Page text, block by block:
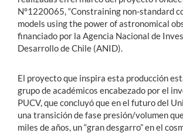
N°1220065, “Constraining non-standard
models using the power of astronomical
financiado por la Agencia Nacional de
Desarrollo de Chile (ANID).
El proyecto que inspira esta producción
grupo de académicos encabezado por el
PUCV, que concluyó que en el futuro del
una transición de fase presión/volumen
miles de años, un “gran desgarro” en el